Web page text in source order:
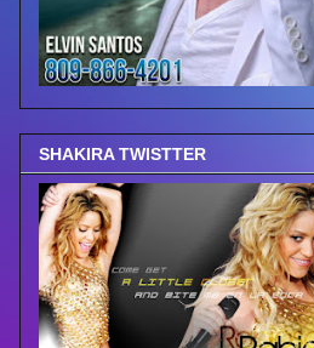
SHAKIRA TWISTTER